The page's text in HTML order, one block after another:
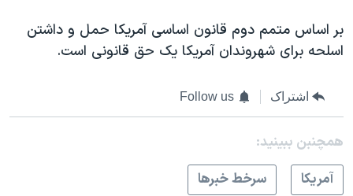
بر اساس متمم دوم قانون اساسی آمریکا حمل و داشتن
اسلحه برای شهروندان آمریکا یک حق قانونی است.
اشتراک Follow us
همچنبن ببینید:
آمريکا
سرخط خبرها